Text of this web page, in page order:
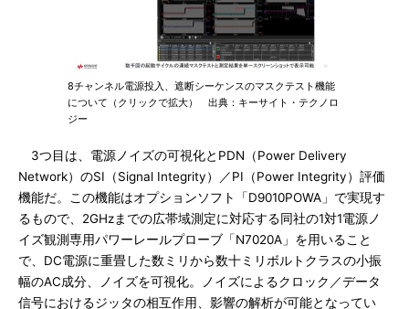
8チャンネル電源投入、遮断シーケンスのマスクテスト機能
について（クリックで拡大） 出典：キーサイト・テクノロ
ジー
3つ目は、電源ノイズの可視化とPDN（Power Delivery
Network）のSI（Signal Integrity）／PI（Power Integrity）評価
機能だ。この機能はオプションソフト「D9010POWA」で実現す
るもので、2GHzまでの広帯域測定に対応する同社の1対1電源ノ
イズ観測専用パワーレールプローブ「N7020A」を用いること
で、DC電源に重畳した数ミリから数十ミリボルトクラスの小振
幅のAC成分、ノイズを可視化。ノイズによるクロック／データ
信号におけるジッタの相互作用、影響の解析が可能となってい